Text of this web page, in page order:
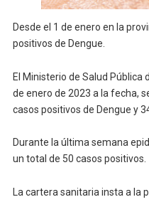
Desde el 1 de enero en la
positivos de Dengue.
El Ministerio de Salud Pública
de enero de 2023 a la fecha,
casos positivos de Dengue y
Durante la última semana
un total de 50 casos positivos.
La cartera sanitaria insta a la